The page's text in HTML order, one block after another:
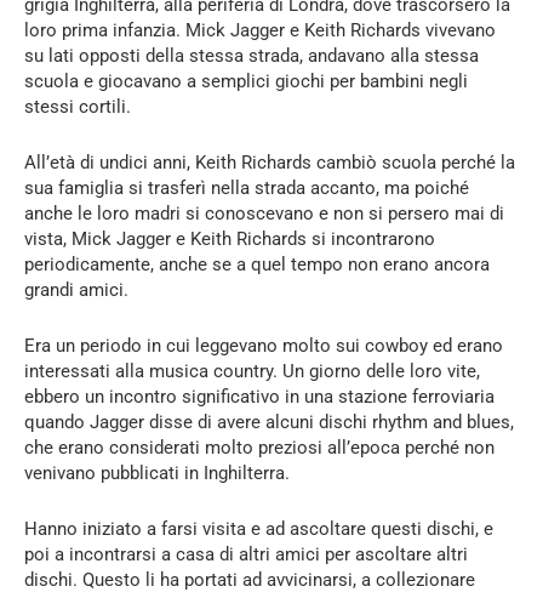
loro prima infanzia. Mick Jagger e Keith Richards vivevano
su lati opposti della stessa strada, andavano alla stessa
scuola e giocavano a semplici giochi per bambini negli
stessi cortili.
All’età di undici anni, Keith Richards cambiò scuola perché la
sua famiglia si trasferì nella strada accanto, ma poiché
anche le loro madri si conoscevano e non si persero mai di
vista, Mick Jagger e Keith Richards si incontrarono
periodicamente, anche se a quel tempo non erano ancora
grandi amici.
Era un periodo in cui leggevano molto sui cowboy ed erano
interessati alla musica country. Un giorno delle loro vite,
ebbero un incontro significativo in una stazione ferroviaria
quando Jagger disse di avere alcuni dischi rhythm and blues,
che erano considerati molto preziosi all’epoca perché non
venivano pubblicati in Inghilterra.
Hanno iniziato a farsi visita e ad ascoltare questi dischi, e
poi a incontrarsi a casa di altri amici per ascoltare altri
dischi. Questo li ha portati ad avvicinarsi, a collezionare